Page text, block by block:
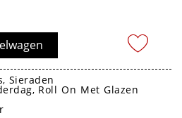
, Sieraden
, Roll On Met Glazen